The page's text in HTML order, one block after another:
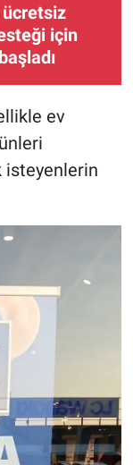
ücretsiz
için
ev
isteyenlerin